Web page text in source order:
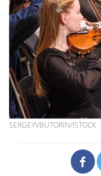
SERGEYVBUTORIN/ISTOCK